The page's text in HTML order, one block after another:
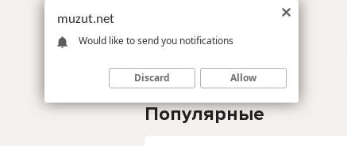
Популярные
muzut.net
Would like to send you notifications
Discard Allow